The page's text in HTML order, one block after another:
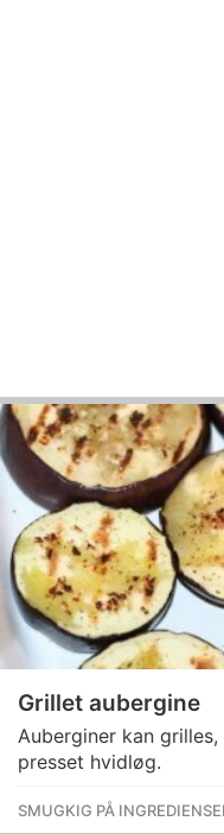
Grillet aubergine
Auberginer kan
presset hvidløg.
SMUGKIG PÅ